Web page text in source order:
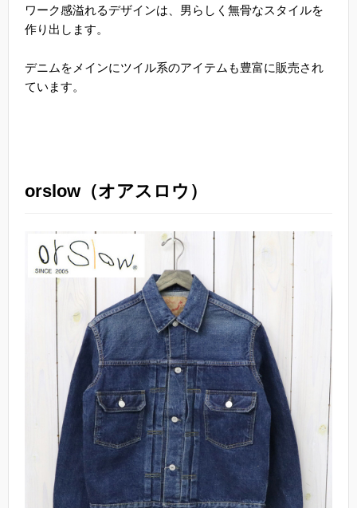
ワーク感溢れるデザインは、男らしく無骨なスタイルを
作り出します。
デニムをメインにツイル系のアイテムも豊富に販売され
ています。
orslow（オアスロウ）